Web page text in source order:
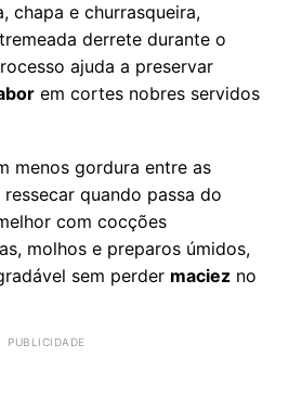
chapa e churrasqueira,
derrete durante o
ajuda a preservar
em cortes nobres servidos
menos gordura entre as
quando passa do
com cocções
molhos e preparos úmidos,
sem perder maciez no